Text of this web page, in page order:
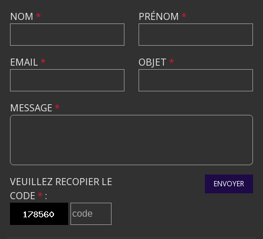
NOM *
EMAIL*
PRÉNOM *
OBJET *
MESSAGE *
VEUILLEZ RECOPIER LE
CODE * :
ENVOYER